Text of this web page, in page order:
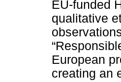
EU-funded
qualitative
European
creating an